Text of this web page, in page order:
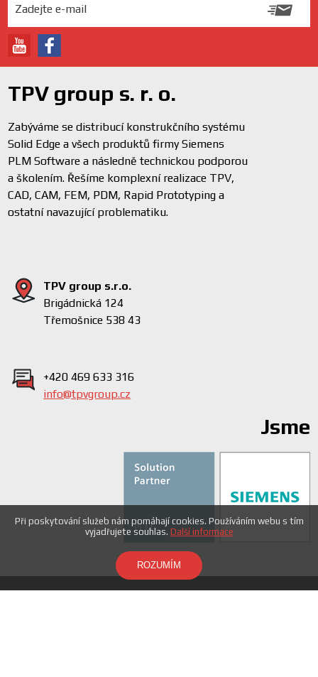
TPV group s. r. o.
Zabýváme se distribucí konstrukčního systému
Solid Edge a všech produktů firmy Siemens
PLM Software a následně technickou podporou
a školením. Řešíme komplexní realizace TPV,
CAD, CAM, FEM, PDM, Rapid Prototyping a
ostatní navazující problematiku.
TPV group s.r.o.
Brigádnická 124
Třemošnice 538 43
+420 469 633 316
info@tpvgroup.cz
Jsme
Při poskytování služeb nám pomáhají cookies. Používáním webu s tím
vyjadřujete souhlas. Další informace
ROZUMÍM